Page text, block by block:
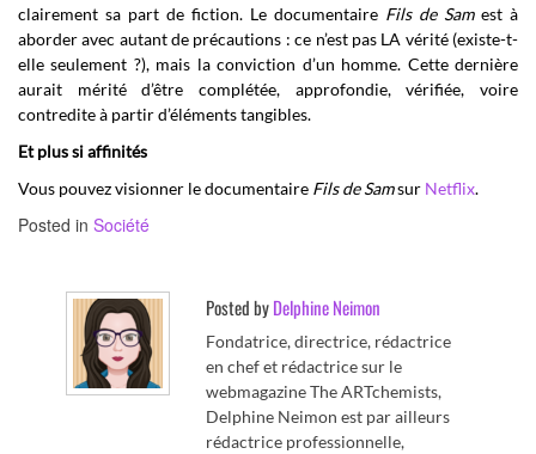
clairement sa part de fiction. Le documentaire Fils de Samest à
aborder avec autant de précautions : ce n’est pas LA vérité (existe-t-
elle seulement ?), mais la conviction d’un homme. Cette dernière
aurait mérité d’être complétée, approfondie, vérifiée, voire
contredite à partir d’éléments tangibles.
Et plus si affinités
Vous pouvez visionner le documentaire Fils de Samsur Netflix.
Posted in Société
Posted byDelphine Neimon
Fondatrice, directrice, rédactrice
en chef et rédactrice sur le
webmagazine The ARTchemists,
Delphine Neimon est par ailleurs
rédactrice professionnelle,